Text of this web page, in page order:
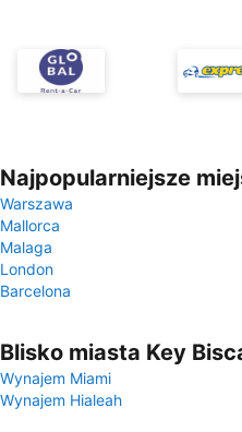
Najpopularniejsze
Warszawa
Mallorca
Malaga
London
Barcelona
Blisko miasta Key
Wynajem Miami
Wynajem Hialeah